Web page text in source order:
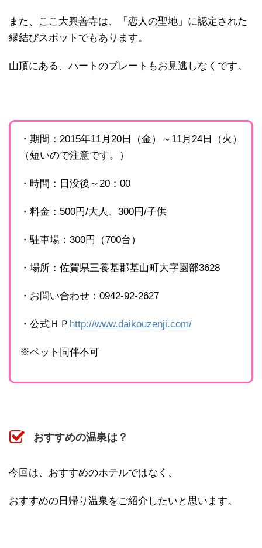
また、ここ大興善寺は、「恋人の聖地」に認定された
縁結びスポットでもあります。
山頂にある、ハートのプレートもお見逃しなくです。
・期間：2015年11月20日（金）～11月24日（火）
（短いので注意です。）
・時間：日没後～20：00
・料金：500円/大人、300円/子供
・駐車場：300円（700台）
・場所：佐賀県三養基郡基山町大字園部3628
・お問い合わせ：0942-92-2627
・公式ＨＰ http://www.daikouzenji.com/
※ペット同伴不可
おすすめの温泉は？
今回は、おすすめのホテルではなく、
おすすめの日帰り温泉をご紹介したいと思います。